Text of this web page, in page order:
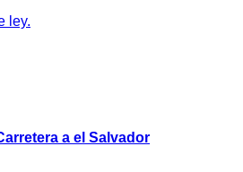
ley.
a el Salvador